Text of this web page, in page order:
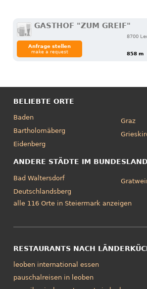
GASTHOF "ZUM GREIF"
8700
858 m
Anfrage stellen
make a request
BELIEBTE ORTE
Baden
Bartholomäberg
Eidenberg
Graz
ANDERE STÄDTE IM BUNDESLAND
Bad Waltersdorf
Deutschlandsberg
alle 116 Orte in Steiermark anzeigen
RESTAURANTS NACH
leoben international essen
pauschalreisen in leoben